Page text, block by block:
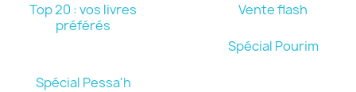
Top 20 : vos livres
préférés
Vente flash
Spécial Pourim
Spécial Pessa'h